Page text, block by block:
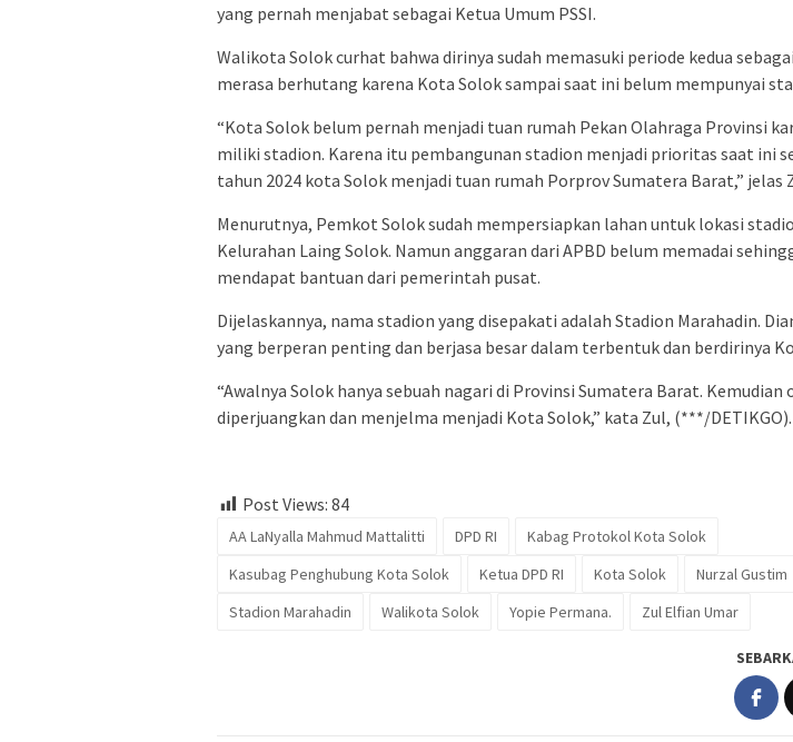
yang pernah menjabat sebagai Ketua Umum PSSI.
Walikota Solok curhat bahwa dirinya sudah memasuki periode kedua
merasa berhutang karena Kota Solok sampai saat ini belum mempunyai
“Kota Solok belum pernah menjadi tuan rumah Pekan Olahraga Provinsi
miliki stadion. Karena itu pembangunan stadion menjadi prioritas saat ini
tahun 2024 kota Solok menjadi tuan rumah Porprov Sumatera Barat,” jelas
Menurutnya, Pemkot Solok sudah mempersiapkan lahan untuk lokasi
Kelurahan Laing Solok. Namun anggaran dari APBD belum memadai
mendapat bantuan dari pemerintah pusat.
Dijelaskannya, nama stadion yang disepakati adalah Stadion Marahadin.
yang berperan penting dan berjasa besar dalam terbentuk dan berdirinya
“Awalnya Solok hanya sebuah nagari di Provinsi Sumatera Barat. Kemudian
diperjuangkan dan menjelma menjadi Kota Solok,” kata Zul, (***/DETIKGO).
Post Views: 84
AA LaNyalla Mahmud Mattalitti DPD RI
Kabag Protokol Kota Solok
Kasubag Penghubung Kota Solok
Ketua DPD RI Kota Solok
Nurzal Gustim
Stadion Marahadin
Walikota Solok Yopie Permana. Zul Elfian Umar